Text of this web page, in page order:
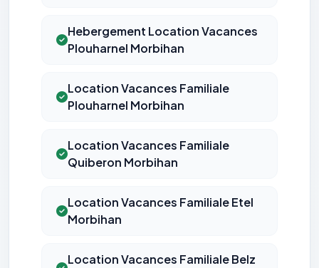
Hebergement Location Vacances
Plouharnel Morbihan
Location Vacances Familiale
Plouharnel Morbihan
Location Vacances Familiale
Quiberon Morbihan
Location Vacances Familiale Etel
Morbihan
Location Vacances Familiale Belz